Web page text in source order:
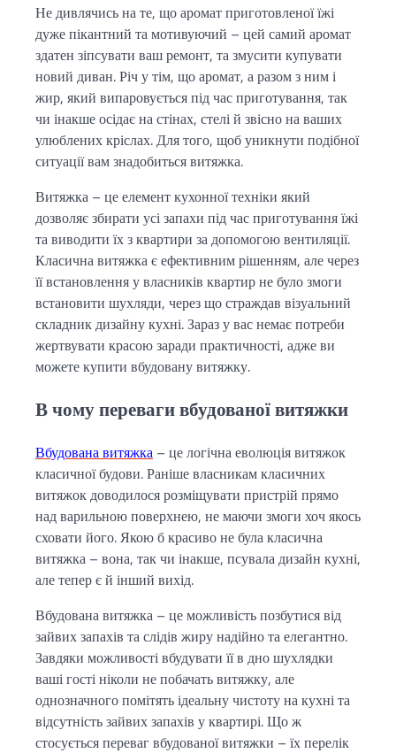
Не дивлячись на те, що аромат приготовленої їжі
дуже пікантний та мотивуючий – цей самий аромат
здатен зіпсувати ваш ремонт, та змусити купувати
новий диван. Річ у тім, що аромат, а разом з ним і
жир, який випаровується під час приготування, так
чи інакше осідає на стінах, стелі й звісно на ваших
улюблених кріслах. Для того, щоб уникнути подібної
ситуації вам знадобиться витяжка.
Витяжка – це елемент кухонної техніки який
дозволяє збирати усі запахи під час приготування їжі
та виводити їх з квартири за допомогою вентиляції.
Класична витяжка є ефективним рішенням, але через
її встановлення у власників квартир не було змоги
встановити шухляди, через що страждав візуальний
складник дизайну кухні. Зараз у вас немає потреби
жертвувати красою заради практичності, адже ви
можете купити вбудовану витяжку.
В чому переваги вбудованої витяжки
Вбудована витяжка – це логічна еволюція витяжок
класичної будови. Раніше власникам класичних
витяжок доводилося розміщувати пристрій прямо
над варильною поверхнею, не маючи змоги хоч якось
сховати його. Якою б красиво не була класична
витяжка – вона, так чи інакше, псувала дизайн кухні,
але тепер є й інший вихід.
Вбудована витяжка – це можливість позбутися від
зайвих запахів та слідів жиру надійно та елегантно.
Завдяки можливості вбудувати її в дно шухлядки
ваші гості ніколи не побачать витяжку, але
однозначного помітять ідеальну чистоту на кухні та
відсутність зайвих запахів у квартирі. Що ж
стосується переваг вбудованої витяжки – їх перелік